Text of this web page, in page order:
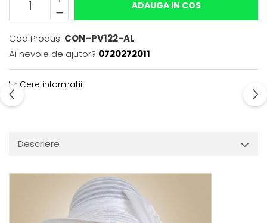
ADAUGA IN COS
Cod Produs: CON-PV122-AL
Ai nevoie de ajutor? 0720272011
Cere informatii
Descriere